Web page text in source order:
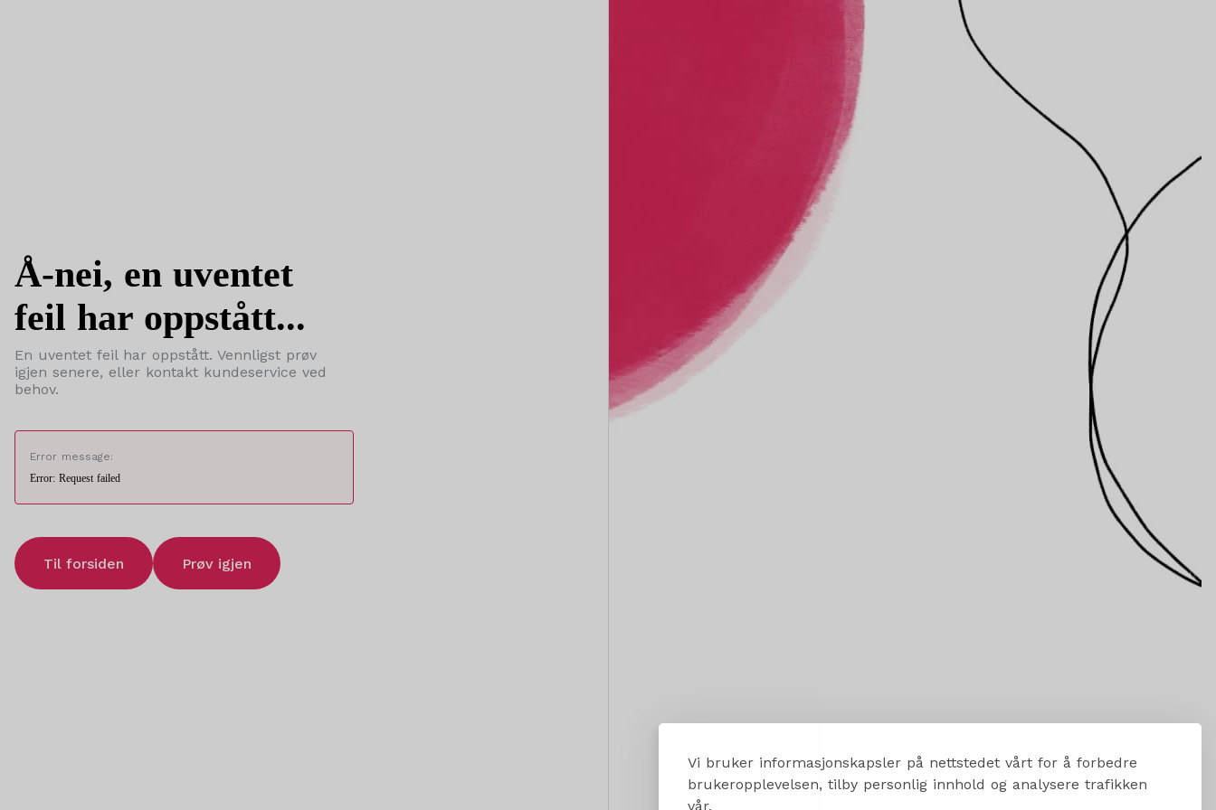
Vi bruker informasjonskapsler på nettstedet vårt for å forbedre
brukeropplevelsen, tilby personlig innhold og analysere trafikken
vår.
Å-nei, en uventet
feil har oppstått...
En uventet feil har oppstått. Vennligst prøv
igjen senere, eller kontakt kundeservice ved
behov.
Error message:
Error: Request failed
Til forsiden Prøv igjen